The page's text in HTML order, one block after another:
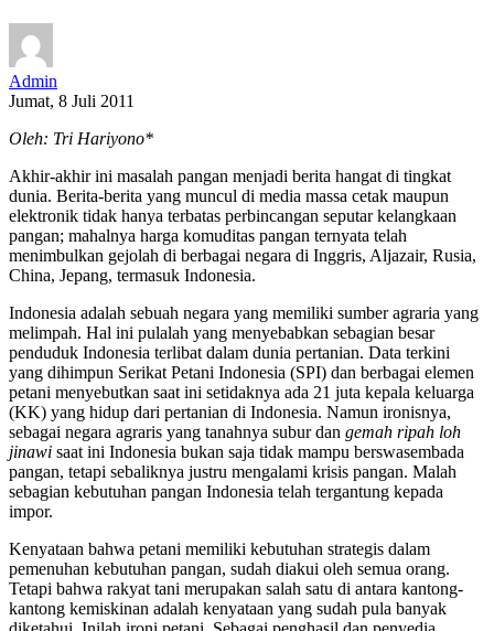
Admin
Jumat, 8 Juli 2011
Oleh: Tri Hariyono*
Akhir-akhir ini masalah pangan menjadi berita hangat di tingkat
dunia. Berita-berita yang muncul di media massa cetak maupun
elektronik tidak hanya terbatas perbincangan seputar kelangkaan
pangan; mahalnya harga komuditas pangan ternyata telah
menimbulkan gejolah di berbagai negara di Inggris, Aljazair, Rusia,
China, Jepang, termasuk Indonesia.
Indonesia adalah sebuah negara yang memiliki sumber agraria yang
melimpah. Hal ini pulalah yang menyebabkan sebagian besar
penduduk Indonesia terlibat dalam dunia pertanian. Data terkini
yang dihimpun Serikat Petani Indonesia (SPI) dan berbagai elemen
petani menyebutkan saat ini setidaknya ada 21 juta kepala keluarga
(KK) yang hidup dari pertanian di Indonesia. Namun ironisnya,
sebagai negara agraris yang tanahnya subur dan gemah ripah loh
jinawi saat ini Indonesia bukan saja tidak mampu berswasembada
pangan, tetapi sebaliknya justru mengalami krisis pangan. Malah
sebagian kebutuhan pangan Indonesia telah tergantung kepada
impor.
Kenyataan bahwa petani memiliki kebutuhan strategis dalam
pemenuhan kebutuhan pangan, sudah diakui oleh semua orang.
Tetapi bahwa rakyat tani merupakan salah satu di antara kantong-
kantong kemiskinan adalah kenyataan yang sudah pula banyak